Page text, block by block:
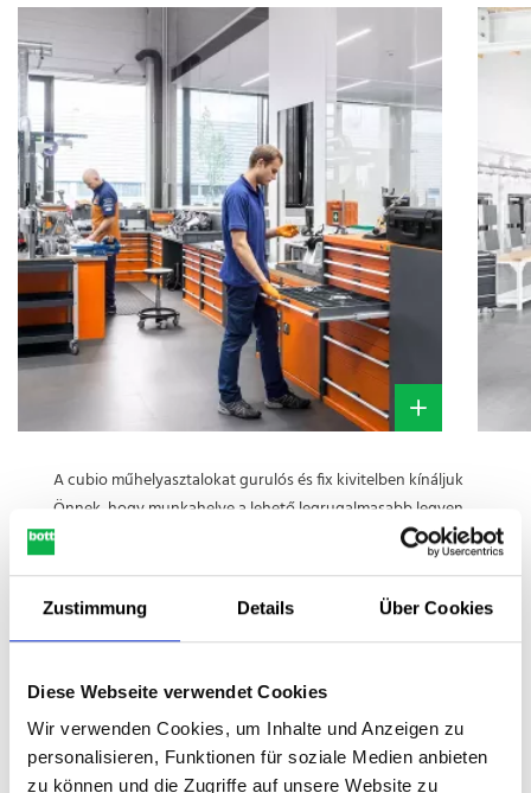
Zustimmung Details Über Cookies
Diese Webseite verwendet Cookies
Wir verwenden Cookies, um Inhalte und Anzeigen zu
personalisieren, Funktionen für soziale Medien anbieten
zu können und die Zugriffe auf unsere Website zu
A cubio műhelyasztalokat gurulós és fix kivitelben kínáljuk
Önnek, hogy munkahelye a lehető legrugalmasabb legyen.
Ezenkívül a cubio rendszer műhelyasztalokat pontosan a
saját igényeihez igazíthatja. A munkalapot kérheti bükk
vagy bükk-multiplex kivitelben, laminált felülettel, vagy
rozsdamentes acél borítással.
A cubio rendszerszekrények és fiókos szekrények igény
együtt rend tartható a fiókokban. Aperfo lyuklapokés
tartozékaik biztosítják a megfelelő tárolást szerszámai